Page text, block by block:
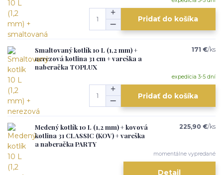
Pridať do košíka
Smaltovaný kotlík 10 L (1,2 mm) +
nerezová kotlina 31 cm + vareška a
naberačka TOPLUX
171 €/ks
expedícia 3-5 dní
Pridať do košíka
Medený kotlík 10 L (1,2 mm) + kovová
kotlina 31 CLASSIC (KOV) + vareška
a naberačka PARTY
225,90 €/ks
momentálne vypredané
Detail